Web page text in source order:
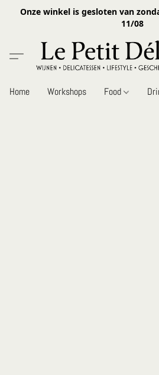
Onze winkel is gesloten van
11/08
Home Workshops Food